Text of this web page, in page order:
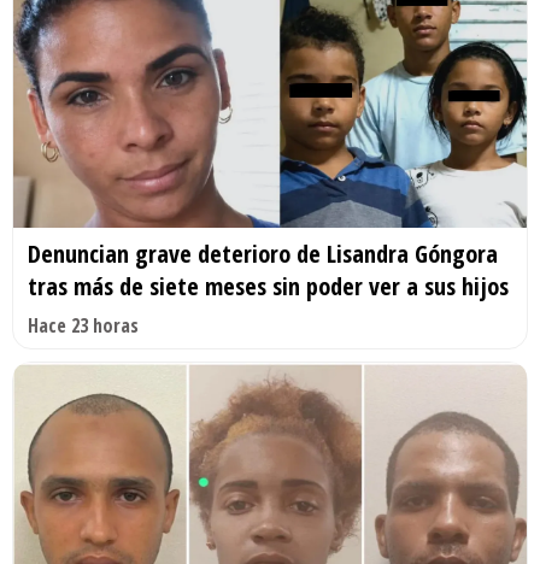
Denuncian grave deterioro de Lisandra Góngora
tras más de siete meses sin poder ver a sus hijos
Hace 23 horas